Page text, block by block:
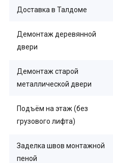
Доставка в Талдоме
Демонтаж деревянной
двери
Демонтаж старой
металлической двери
Подъём на этаж (без
грузового лифта)
Заделка швов монтажной
пеной